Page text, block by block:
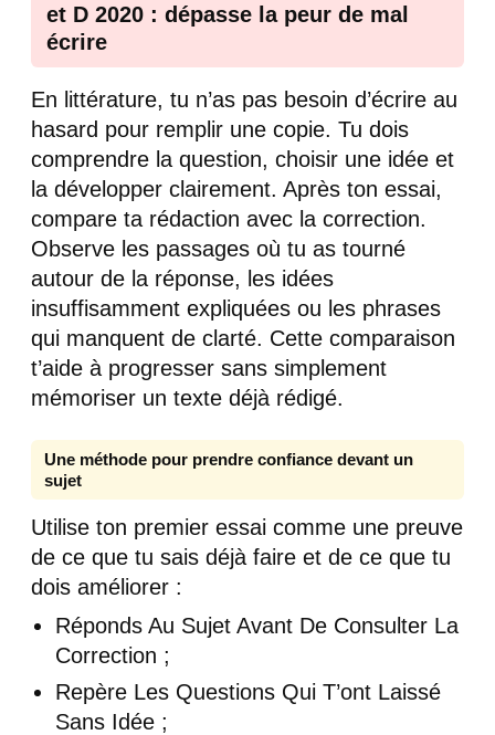
et D 2020 : dépasse la peur de mal
écrire
En littérature, tu n’as pas besoin d’écrire au
hasard pour remplir une copie. Tu dois
comprendre la question, choisir une idée et
la développer clairement. Après ton essai,
compare ta rédaction avec la correction.
Observe les passages où tu as tourné
autour de la réponse, les idées
insuffisamment expliquées ou les phrases
qui manquent de clarté. Cette comparaison
t’aide à progresser sans simplement
mémoriser un texte déjà rédigé.
Une méthode pour prendre confiance devant un
sujet
Utilise ton premier essai comme une preuve
de ce que tu sais déjà faire et de ce que tu
dois améliorer :
Réponds Au Sujet Avant De Consulter La
Correction ;
Repère Les Questions Qui T’ont Laissé
Sans Idée ;